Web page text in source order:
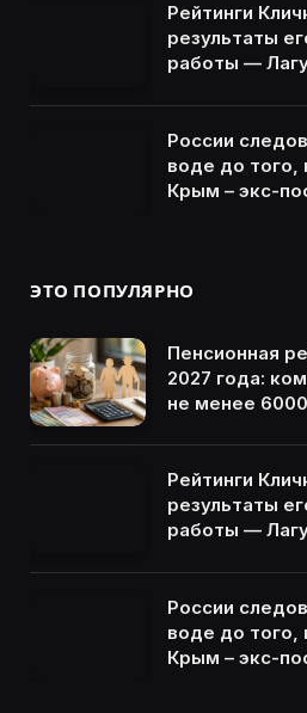
Рейтинги
результаты
работы —
России
воде до того,
Крым – экс-
ЭТО ПОПУЛЯРНО
Пенсионная
2027 года:
не менее
Рейтинги
результаты
работы —
России
воде до того,
Крым – экс-